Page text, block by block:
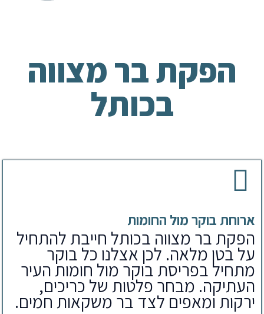
הפקת בר מצווה
בכותל
ארוחת בוקר מול החומות
הפקת בר מצווה בכותל חייבת להתחיל
על בטן מלאה. לכן אצלנו כל בוקר
מתחיל בפריסת בוקר מול חומות העיר
העתיקה. מבחר פלטות של כריכים,
ירקות ומאפים לצד בר משקאות חמים.